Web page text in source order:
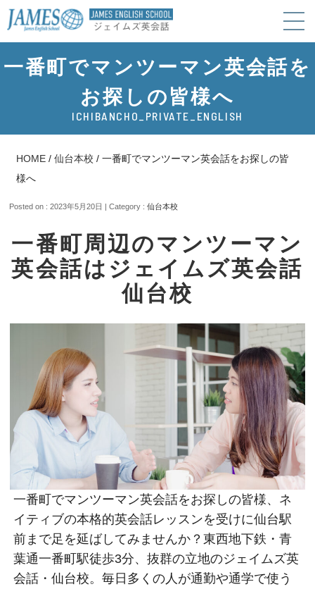
一番町でマンツーマン英会話を
お探しの皆様へ
ICHIBANCHO_PRIVATE_ENGLISH
HOME /仙台本校 /一番町でマンツーマン英会話をお探しの皆
様へ
Posted on : 2023年5月20日 | Category :仙台本校
一番町周辺のマンツーマン
英会話はジェイムズ英会話
仙台校
一番町でマンツーマン英会話をお探しの皆様、ネ
イティブの本格的英会話レッスンを受けに仙台駅
前まで足を延ばしてみませんか？東西地下鉄・青
葉通一番町駅徒歩3分、抜群の立地のジェイムズ英
会話・仙台校。毎日多くの人が通勤や通学で使う